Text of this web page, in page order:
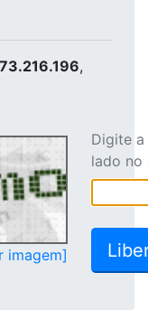
,
imagem]
Digite
lado no